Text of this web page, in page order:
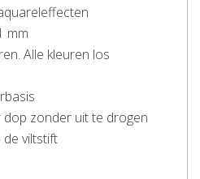
mm
Alle kleuren los
zonder uit te drogen
viltstift